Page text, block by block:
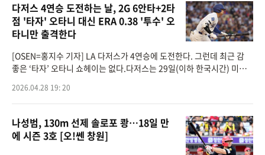
다저스 4연승 도전하는 날, 2G 6안타+2타
점 '타자' 오타니 대신 ERA 0.38 '투수' 오
타니만 출격한다
[OSEN=홍지수 기자] LA 다저스가 4연승에 도전한다. 그런데 최근 감
좋은 ‘타자’ 오타니 쇼헤이는 없다.다저스는 29일(이하 한국시간) 미국
마이애미 말
2026.04.28 19: 20
나성범, 130m 선제 솔로포 쾅…18일 만
에 시즌 3호 [오!쎈 창원]